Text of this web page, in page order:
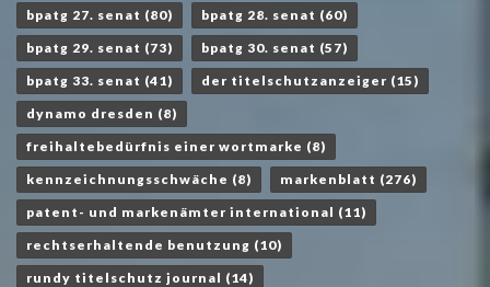
bpatg 27. senat (80) bpatg 28. senat (60)
bpatg 29. senat (73) bpatg 30. senat (57)
bpatg 33. senat (41) der titelschutzanzeiger (15)
dynamo dresden (8)
freihaltebedürfnis einer wortmarke (8)
kennzeichnungsschwäche (8) markenblatt (276)
patent- und markenämter international (11)
rechtserhaltende benutzung (10)
rundy titelschutz journal (14)